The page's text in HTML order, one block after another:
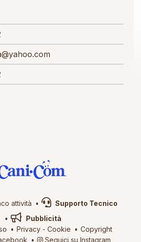
attività
Supporto Tecnico
Pubblicità
Privacy- Cookie
Copyright
Seguici su Instagram